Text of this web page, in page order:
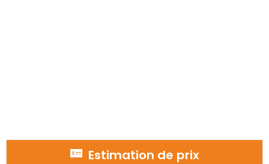
Estimation de prix